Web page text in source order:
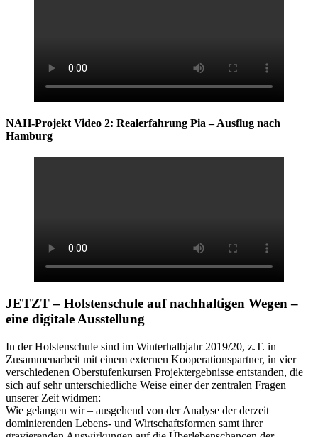
NAH-Projekt Video 2: Realerfahrung Pia – Ausflug nach
Hamburg
JETZT – Holstenschule auf nachhaltigen Wegen –
eine digitale Ausstellung
In der Holstenschule sind im Winterhalbjahr 2019/20, z.T. in
Zusammenarbeit mit einem externen Kooperationspartner, in vier
verschiedenen Oberstufenkursen Projektergebnisse entstanden, die
sich auf sehr unterschiedliche Weise einer der zentralen Fragen
unserer Zeit widmen:
Wie gelangen wir – ausgehend von der Analyse der derzeit
dominierenden Lebens- und Wirtschaftsformen samt ihrer